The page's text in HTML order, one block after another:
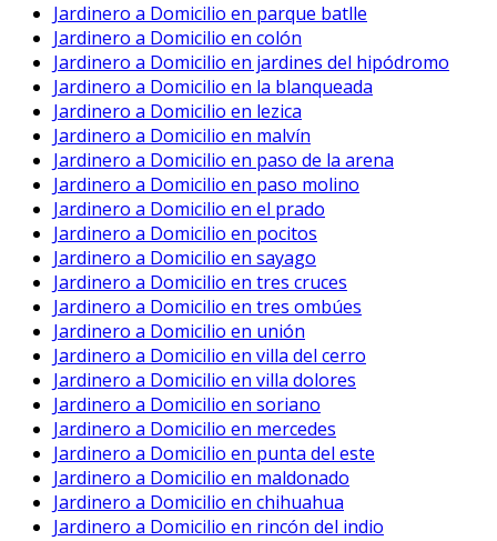
Jardinero a Domicilio en parque batlle
Jardinero a Domicilio en colón
Jardinero a Domicilio en jardines del hipódromo
Jardinero a Domicilio en la blanqueada
Jardinero a Domicilio en lezica
Jardinero a Domicilio en malvín
Jardinero a Domicilio en paso de la arena
Jardinero a Domicilio en paso molino
Jardinero a Domicilio en el prado
Jardinero a Domicilio en pocitos
Jardinero a Domicilio en sayago
Jardinero a Domicilio en tres cruces
Jardinero a Domicilio en tres ombúes
Jardinero a Domicilio en unión
Jardinero a Domicilio en villa del cerro
Jardinero a Domicilio en villa dolores
Jardinero a Domicilio en soriano
Jardinero a Domicilio en mercedes
Jardinero a Domicilio en punta del este
Jardinero a Domicilio en maldonado
Jardinero a Domicilio en chihuahua
Jardinero a Domicilio en rincón del indio